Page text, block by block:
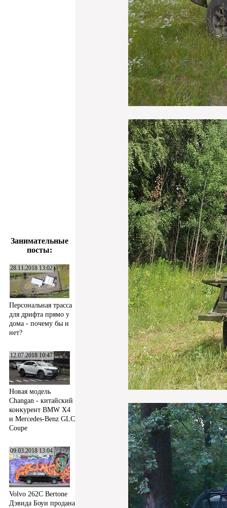
Занимательные
посты:
28.11.2018 13:02
Персональная трасса
для дрифта прямо у
дома - почему бы и
нет?
12.07.2018 10:47
Новая модель
Changan - китайский
конкурент BMW X4
и Mercedes-Benz GLC
Coupe
09.03.2018 13:04
Volvo 262C Bertone
Дэвида Боуи продана